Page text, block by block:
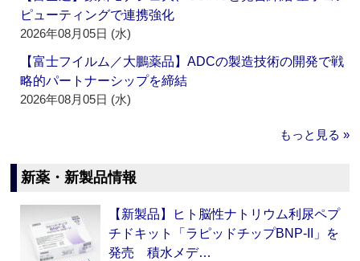
ピューティングで連携強化
2026年08月05日 (水)
【富士フイルム／大鵬薬品】ADCの製造技術の開発で戦
略的パートナーシップを締結
2026年08月05日 (水)
もっと見る »
新薬・新製品情報
【新製品】ヒト脳性ナトリウム利尿ペプ
チドキット「ラピッドチップBNP-II」を
発売 積水メデ…